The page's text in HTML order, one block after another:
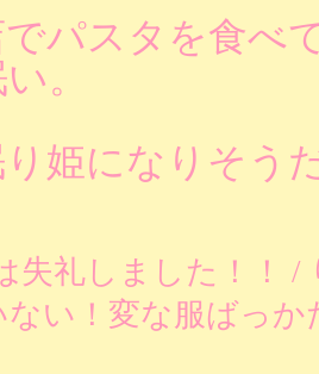
パスタを食べ
。
姫になりそう
失礼しました！！ /
ない！変な服ばっ